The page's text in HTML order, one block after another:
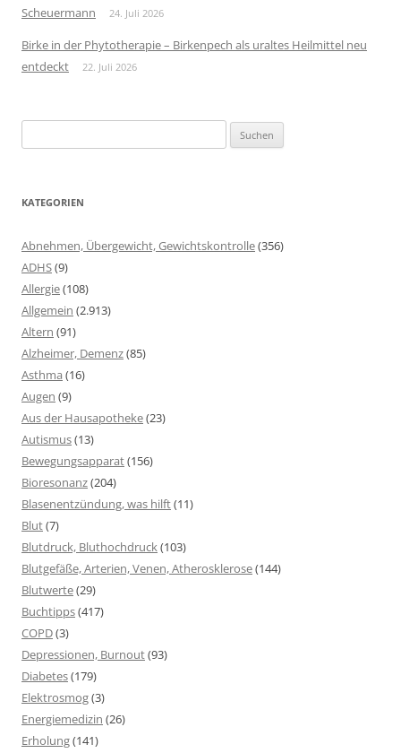
Scheuermann
24. Juli 2026
Birke in der Phytotherapie – Birkenpech als uraltes Heilmittel neu
entdeckt
22. Juli 2026
nach:
KATEGORIEN
Abnehmen, Übergewicht, Gewichtskontrolle(356)
ADHS(9)
Allergie(108)
Allgemein (2.913)
Altern (91)
Alzheimer, Demenz(85)
Asthma (16)
Augen (9)
Aus der Hausapotheke(23)
Autismus(13)
Bewegungsapparat(156)
Bioresonanz(204)
Blasenentzündung, was hilft(11)
Blut(7)
Blutdruck, Bluthochdruck(103)
Blutgefäße, Arterien, Venen, Atherosklerose(144)
Blutwerte(29)
Buchtipps(417)
COPD(3)
Depressionen, Burnout(93)
Diabetes(179)
Elektrosmog(3)
Energiemedizin (26)
Erholung(141)